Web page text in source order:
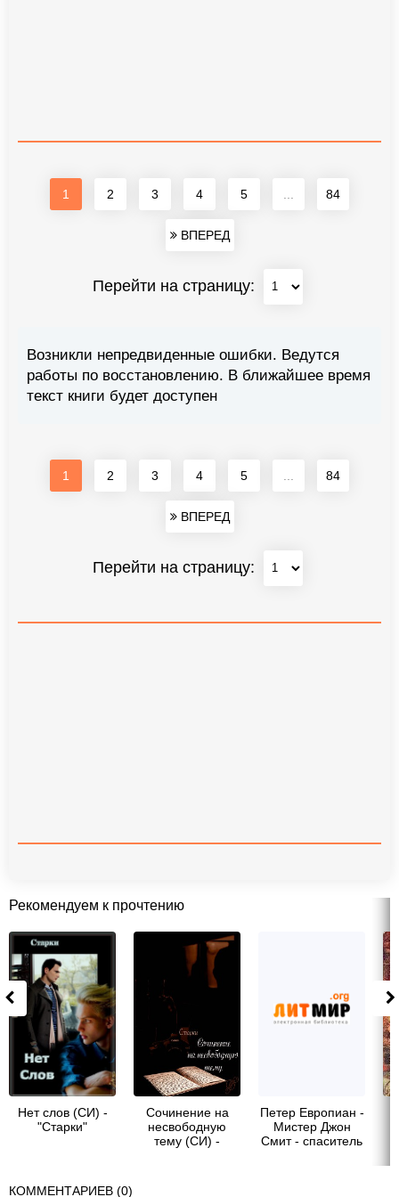
1 2 3 4 5 84
ВПЕРЕД
Перейти на страницу:
Возникли непредвиденные ошибки. Ведутся
работы по восстановлению. В ближайшее время
текст книги будет доступен
1 2 3 4 5 84
ВПЕРЕД
Перейти на страницу:
Рекомендуем к прочтению
Нет слов (СИ) -
"Старки"
Сочинение на
несвободную
тему (СИ) -
Петер Европиан -
Мистер Джон
Смит - спаситель
КОММЕНТАРИЕВ (0)